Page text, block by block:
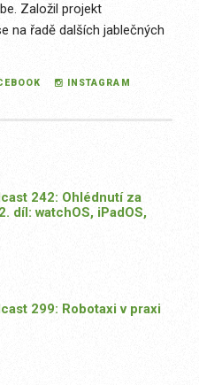
Založil projekt
na řadě dalších jablečných
INSTAGRAM
242: Ohlédnutí za
díl: watchOS, iPadOS,
299: Robotaxi v praxi